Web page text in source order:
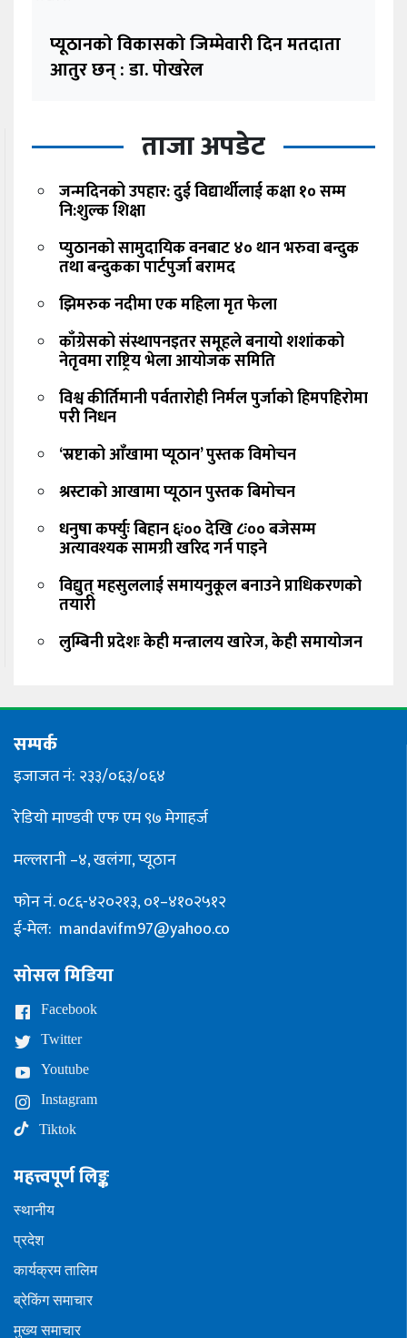
प्यूठानको विकासको जिम्मेवारी दिन मतदाता
आतुर छन् : डा. पोखरेल
ताजा अपडेट
जन्मदिनको उपहार: दुई विद्यार्थीलाई कक्षा १० सम्म
नि:शुल्क शिक्षा
प्युठानको सामुदायिक वनबाट ४० थान भरुवा बन्दुक
तथा बन्दुकका पार्टपुर्जा बरामद
झिमरुक नदीमा एक महिला मृत फेला
काँग्रेसको संस्थापनइतर समूहले बनायो शशांकको
नेतृवमा राष्ट्रिय भेला आयोजक समिति
विश्व कीर्तिमानी पर्वतारोही निर्मल पुर्जाको हिमपहिरोमा
परी निधन
‘स्रष्टाको आँखामा प्यूठान’ पुस्तक विमोचन
श्रस्टाको आखामा प्यूठान पुस्तक बिमोचन
धनुषा कर्फ्युः बिहान ६ः०० देखि ८ः०० बजेसम्म
अत्यावश्यक सामग्री खरिद गर्न पाइने
विद्युत् महसुललाई समायनुकूल बनाउने प्राधिकरणको
तयारी
लुम्बिनी प्रदेशः केही मन्त्रालय खारेज, केही समायोजन
सम्पर्क
इजाजत नं: २३३/०६३/०६४
रेडियो माण्डवी एफ एम ९७ मेगाहर्ज
मल्लरानी –४, खलंगा, प्यूठान
फोन नं. ०८६-४२०२१३, ०१–४१०२५१२
ई-मेल: mandavifm97@yahoo.co
सोसल मिडिया
Facebook
Twitter
Youtube
Instagram
Tiktok
महत्त्वपूर्ण लिङ्क
स्थानीय
प्रदेश
कार्यक्रम तालिम
ब्रेकिंग समाचार
मुख्य समाचार